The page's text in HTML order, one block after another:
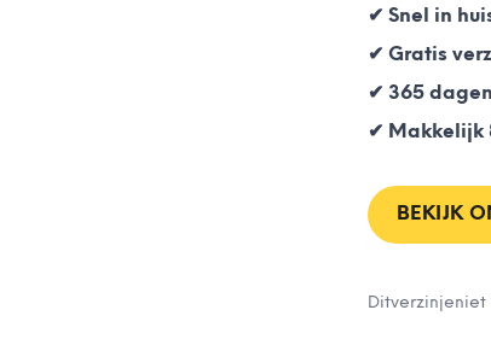
✔ Snel in
✔ Gratis
✔ 365
✔ Makkelijk
BEKIJK
Ditverzinjeniet